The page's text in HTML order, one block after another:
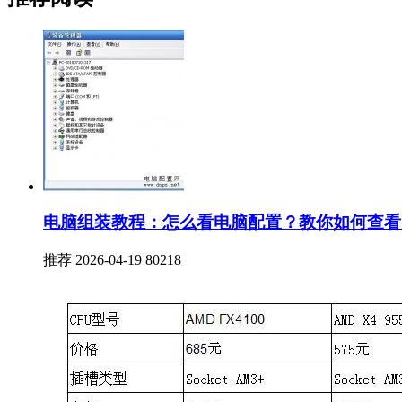
电脑组装教程：怎么看电脑配置？教你如何查
推荐 2026-04-19 80218